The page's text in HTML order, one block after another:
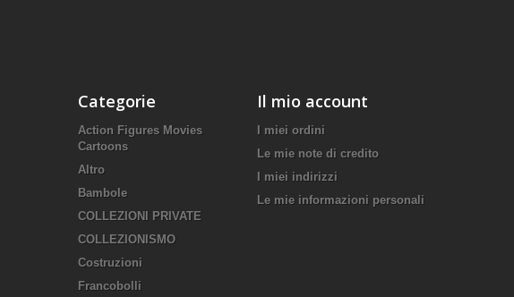
Categorie
Action Figures Movies
Cartoons
Altro
Bambole
COLLEZIONI PRIVATE
COLLEZIONISMO
Costruzioni
Francobolli
Il mio account
I miei ordini
Le mie note di credito
I miei indirizzi
Le mie informazioni personali